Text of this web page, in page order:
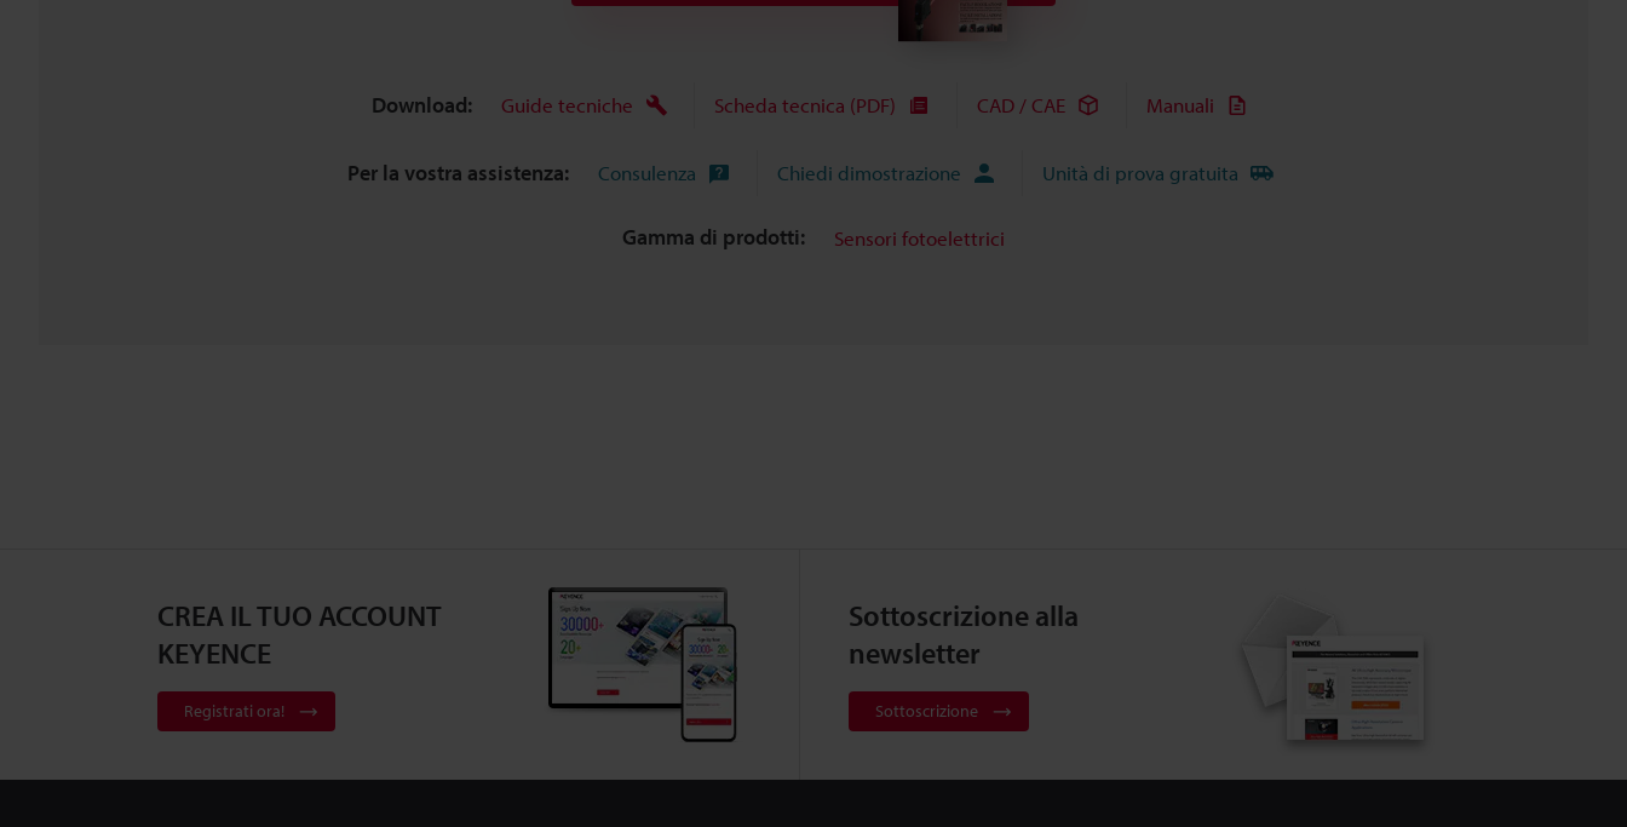
Download: Guide tecniche Scheda tecnica (PDF) CAD / CAE Manuali
Per la vostra assistenza: Consulenza Chiedi dimostrazione Unità di prova gratuita
Gamma di prodotti: Sensori fotoelettrici
CREA IL TUO ACCOUNT
KEYENCE
Registrati ora!
Sottoscrizione alla
newsletter
Sottoscrizione